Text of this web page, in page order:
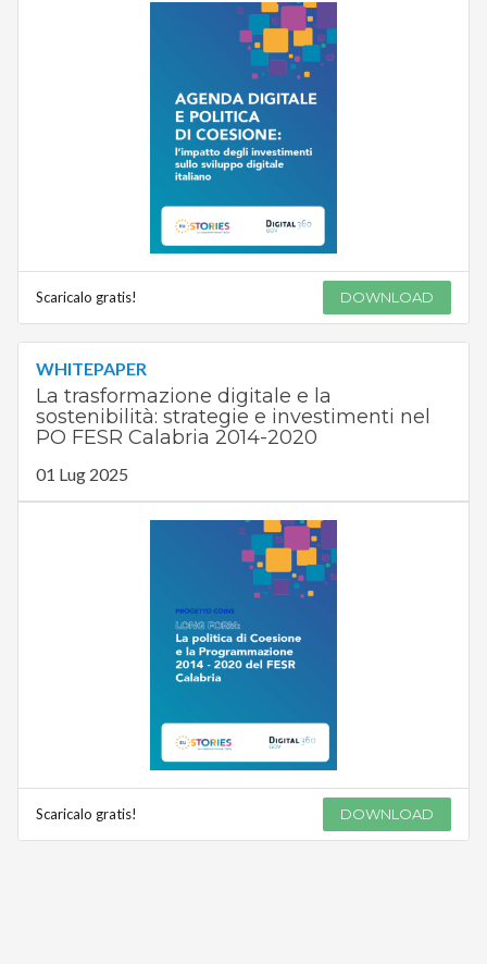
Scaricalo gratis! DOWNLOAD
WHITEPAPER
La trasformazione digitale e la
sostenibilità: strategie e investimenti nel
PO FESR Calabria 2014-2020
01 Lug 2025
Scaricalo gratis! DOWNLOAD